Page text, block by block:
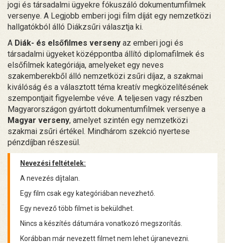
jogi és társadalmi ügyekre fókuszáló dokumentumfilmek
versenye. A Legjobb emberi jogi film díját egy nemzetközi
hallgatókból álló Diákzsűri választja ki.
A Diák- és elsőfilmes verseny az emberi jogi és
társadalmi ügyeket középpontba állító diplomafilmek és
elsőfilmek kategóriája, amelyeket egy neves
szakemberekből álló nemzetközi zsűri díjaz, a szakmai
kiválóság és a választott téma kreatív megközelítésének
szempontjait figyelembe véve. A teljesen vagy részben
Magyarországon gyártott dokumentumfilmek versenye a
Magyar verseny, amelyet szintén egy nemzetközi
szakmai zsűri értékel. Mindhárom szekció nyertese
pénzdíjban részesül.
Nevezési feltételek:
A nevezés díjtalan.
Egy film csak egy kategóriában nevezhető.
Egy nevező több filmet is beküldhet.
Nincs a készítés dátumára vonatkozó megszorítás.
Korábban már nevezett filmet nem lehet újranevezni.